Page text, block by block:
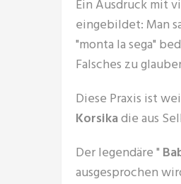
Ein Ausdruck mit
eingebildet: Man
"monta la sega"
Falsches zu
Diese Praxis ist
Korsikadie aus
Der legendäre "
ausgesprochen